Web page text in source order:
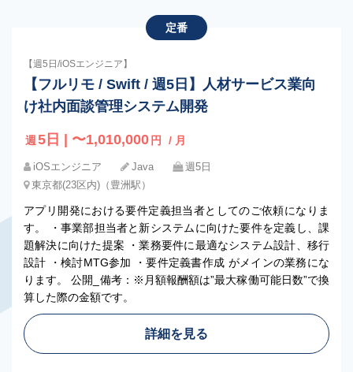
定番
【週5日/iOSエンジニア】
【フルリモ / Swift / 週5日】人材サービス業向
け社内面談管理システム開発
週 5日 | 〜1,010,000 円 / 月
iOSエンジニア Java
週5日
東京都(23区内)（豊洲駅）
アプリ開発における要件定義担当者としてのご依頼になりま
す。 ・事業部担当者と新システムに向けた要件を定義し、課
題解決に向けた提案 ・業務要件に最適なシステム設計、移行
設計 ・検討MTG参加 ・要件定義書作成 がメインの業務にな
ります。 公開_備考：※月額報酬額は”最大稼働可能日数”で換
算した際の金額です。
詳細を見る